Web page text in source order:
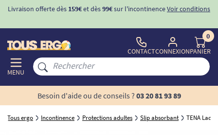
Livraison offerte dès 159€et dès99€sur l'incontinenceVoir conditions
MENU
CONTACTCONNEXION
0
PANIER
Besoin d'aide ou de conseils ? 03 20 81 93 89
Tous ergo Incontinence Protections adultes Slip absorbant TENA Lady